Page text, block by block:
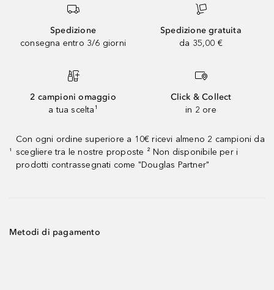
Spedizione
consegna entro 3/6 giorni
Spedizione gratuita
da 35,00 €
2 campioni omaggio
a tua scelta¹
Click & Collect
in 2 ore
¹
Con ogni ordine superiore a 10€ ricevi almeno 2 campioni da
scegliere tra le nostre proposte ² Non disponibile per i
prodotti contrassegnati come "Douglas Partner"
Metodi di pagamento